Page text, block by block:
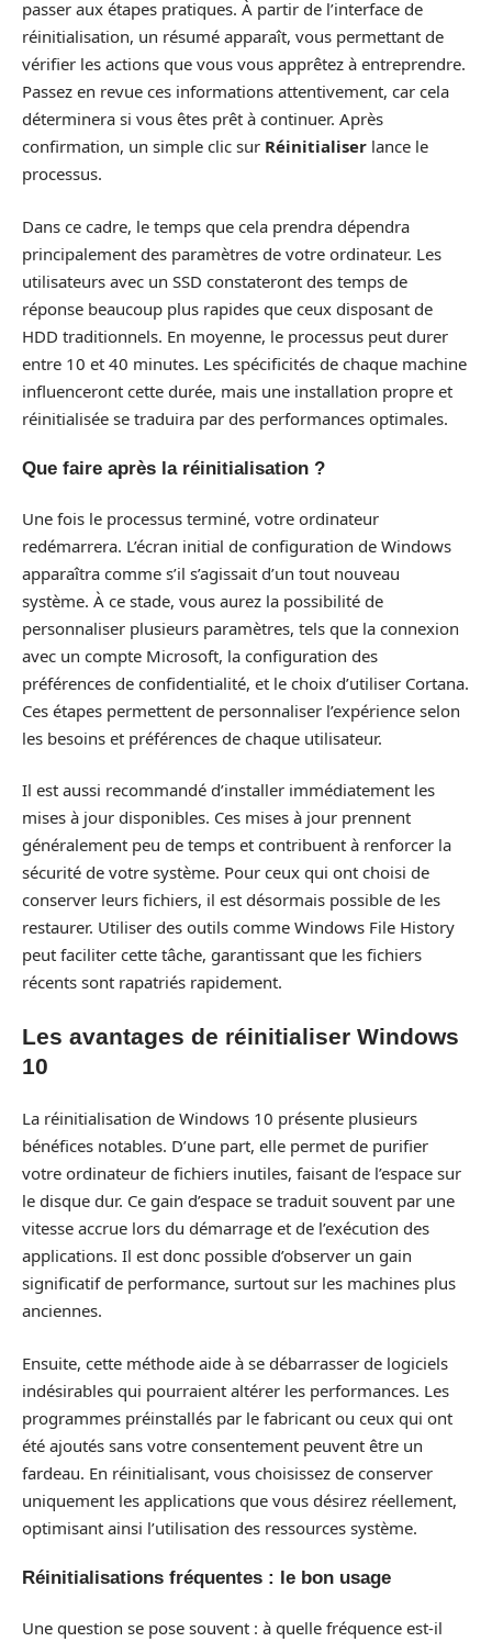
passer aux étapes pratiques. À partir de l’interface de
réinitialisation, un résumé apparaît, vous permettant de
vérifier les actions que vous vous apprêtez à entreprendre.
Passez en revue ces informations attentivement, car cela
déterminera si vous êtes prêt à continuer. Après
confirmation, un simple clic sur Réinitialiser lance le
processus.
Dans ce cadre, le temps que cela prendra dépendra
principalement des paramètres de votre ordinateur. Les
utilisateurs avec un SSD constateront des temps de
réponse beaucoup plus rapides que ceux disposant de
HDD traditionnels. En moyenne, le processus peut durer
entre 10 et 40 minutes. Les spécificités de chaque machine
influenceront cette durée, mais une installation propre et
réinitialisée se traduira par des performances optimales.
Que faire après la réinitialisation ?
Une fois le processus terminé, votre ordinateur
redémarrera. L’écran initial de configuration de Windows
apparaîtra comme s’il s’agissait d’un tout nouveau
système. À ce stade, vous aurez la possibilité de
personnaliser plusieurs paramètres, tels que la connexion
avec un compte Microsoft, la configuration des
préférences de confidentialité, et le choix d’utiliser Cortana.
Ces étapes permettent de personnaliser l’expérience selon
les besoins et préférences de chaque utilisateur.
Il est aussi recommandé d’installer immédiatement les
mises à jour disponibles. Ces mises à jour prennent
généralement peu de temps et contribuent à renforcer la
sécurité de votre système. Pour ceux qui ont choisi de
conserver leurs fichiers, il est désormais possible de les
restaurer. Utiliser des outils comme Windows File History
peut faciliter cette tâche, garantissant que les fichiers
récents sont rapatriés rapidement.
Les avantages de réinitialiser Windows
10
La réinitialisation de Windows 10 présente plusieurs
bénéfices notables. D’une part, elle permet de purifier
votre ordinateur de fichiers inutiles, faisant de l’espace sur
le disque dur. Ce gain d’espace se traduit souvent par une
vitesse accrue lors du démarrage et de l’exécution des
applications. Il est donc possible d’observer un gain
significatif de performance, surtout sur les machines plus
anciennes.
Ensuite, cette méthode aide à se débarrasser de logiciels
indésirables qui pourraient altérer les performances. Les
programmes préinstallés par le fabricant ou ceux qui ont
été ajoutés sans votre consentement peuvent être un
fardeau. En réinitialisant, vous choisissez de conserver
uniquement les applications que vous désirez réellement,
optimisant ainsi l’utilisation des ressources système.
Réinitialisations fréquentes : le bon usage
Une question se pose souvent : à quelle fréquence est-il